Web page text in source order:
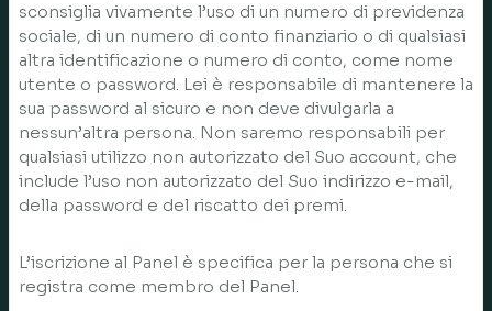
sconsiglia vivamente l’uso di un numero di previdenza
sociale, di un numero di conto finanziario o di qualsiasi
altra identificazione o numero di conto, come nome
utente o password. Lei è responsabile di mantenere la
sua password al sicuro e non deve divulgarla a
nessun’altra persona. Non saremo responsabili per
qualsiasi utilizzo non autorizzato del Suo account, che
include l’uso non autorizzato del Suo indirizzo e-mail,
della password e del riscatto dei premi.
L’iscrizione al Panel è specifica per la persona che si
registra come membro del Panel.